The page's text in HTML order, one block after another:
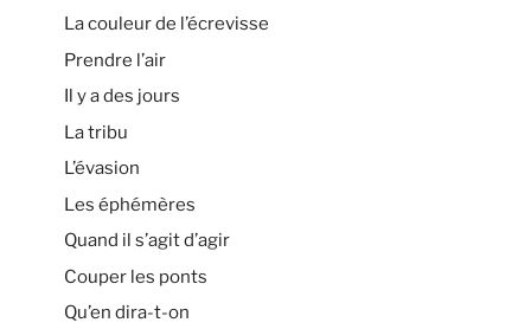
La couleur de l’écrevisse
Prendre l’air
Il y a des jours
La tribu
L’évasion
Les éphémères
Quand il s’agit d’agir
Couper les ponts
Qu’en dira-t-on